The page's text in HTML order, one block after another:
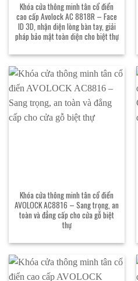
Khóa cửa thông minh tân cổ điển
cao cấp Avolock AC 8818R – Face
ID 3D, nhận diện lòng bàn tay, giải
pháp bảo mật toàn diện cho biệt thự
Khóa cửa thông minh tân cổ điển
AVOLOCK AC8816 – Sang trọng, an
toàn và đẳng cấp cho cửa gỗ biệt
thự